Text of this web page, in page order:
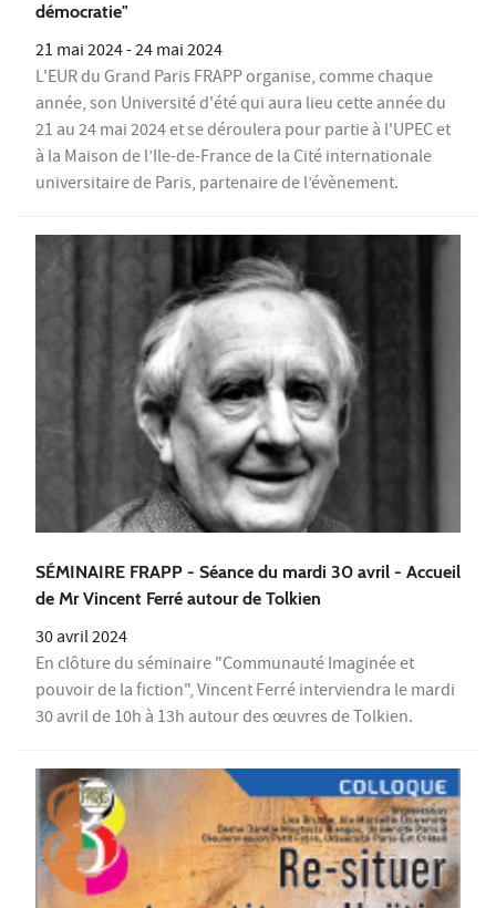
démocratie"
21 mai 2024-24 mai 2024
L'EUR du Grand Paris FRAPP organise, comme chaque
année, son Université d'été qui aura lieu cette année du
21 au 24 mai 2024 et se déroulera pour partie à l'UPEC et
à la Maison de l’Ile-de-France de la Cité internationale
universitaire de Paris, partenaire de l’évènement.
SÉMINAIRE FRAPP - Séance du mardi 30 avril - Accueil
de Mr Vincent Ferré autour de Tolkien
30 avril 2024
En clôture du séminaire "Communauté Imaginée et
pouvoir de la fiction", Vincent Ferré interviendra le mardi
30 avril de 10h à 13h autour des œuvres de Tolkien.